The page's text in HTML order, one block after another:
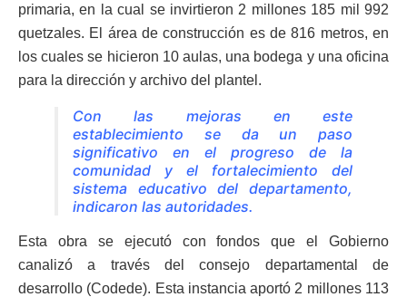
primaria, en la cual se invirtieron 2 millones 185 mil 992
quetzales. El área de construcción es de 816 metros, en
los cuales se hicieron 10 aulas, una bodega y una oficina
para la dirección y archivo del plantel.
Con las mejoras en este
establecimiento se da un paso
significativo en el progreso de la
comunidad y el fortalecimiento del
sistema educativo del departamento,
indicaron las autoridades.
Esta obra se ejecutó con fondos que el Gobierno
canalizó a través del consejo departamental de
desarrollo (Codede). Esta instancia aportó 2 millones 113